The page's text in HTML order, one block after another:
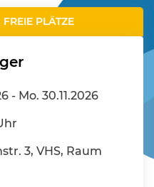
FREIE PLÄTZE
- Mo. 30.11.2026
3, VHS, Raum